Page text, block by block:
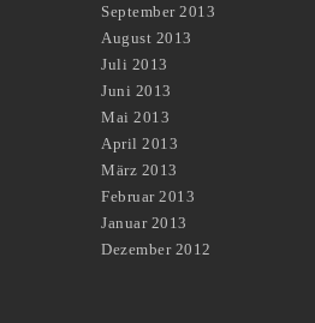
September 2013
August 2013
Juli 2013
Juni 2013
Mai 2013
April 2013
März 2013
Februar 2013
Januar 2013
Dezember 2012